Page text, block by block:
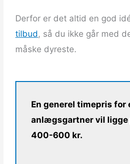
Derfor er det altid en god
tilbud, så du ikke går med
måske dyreste.
En generel timepris for
anlægsgartner vil ligge
400-600 kr.